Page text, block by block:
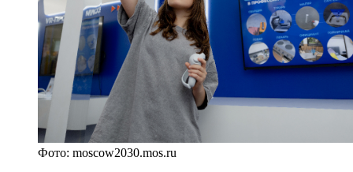
Фото: moscow2030.mos.ru